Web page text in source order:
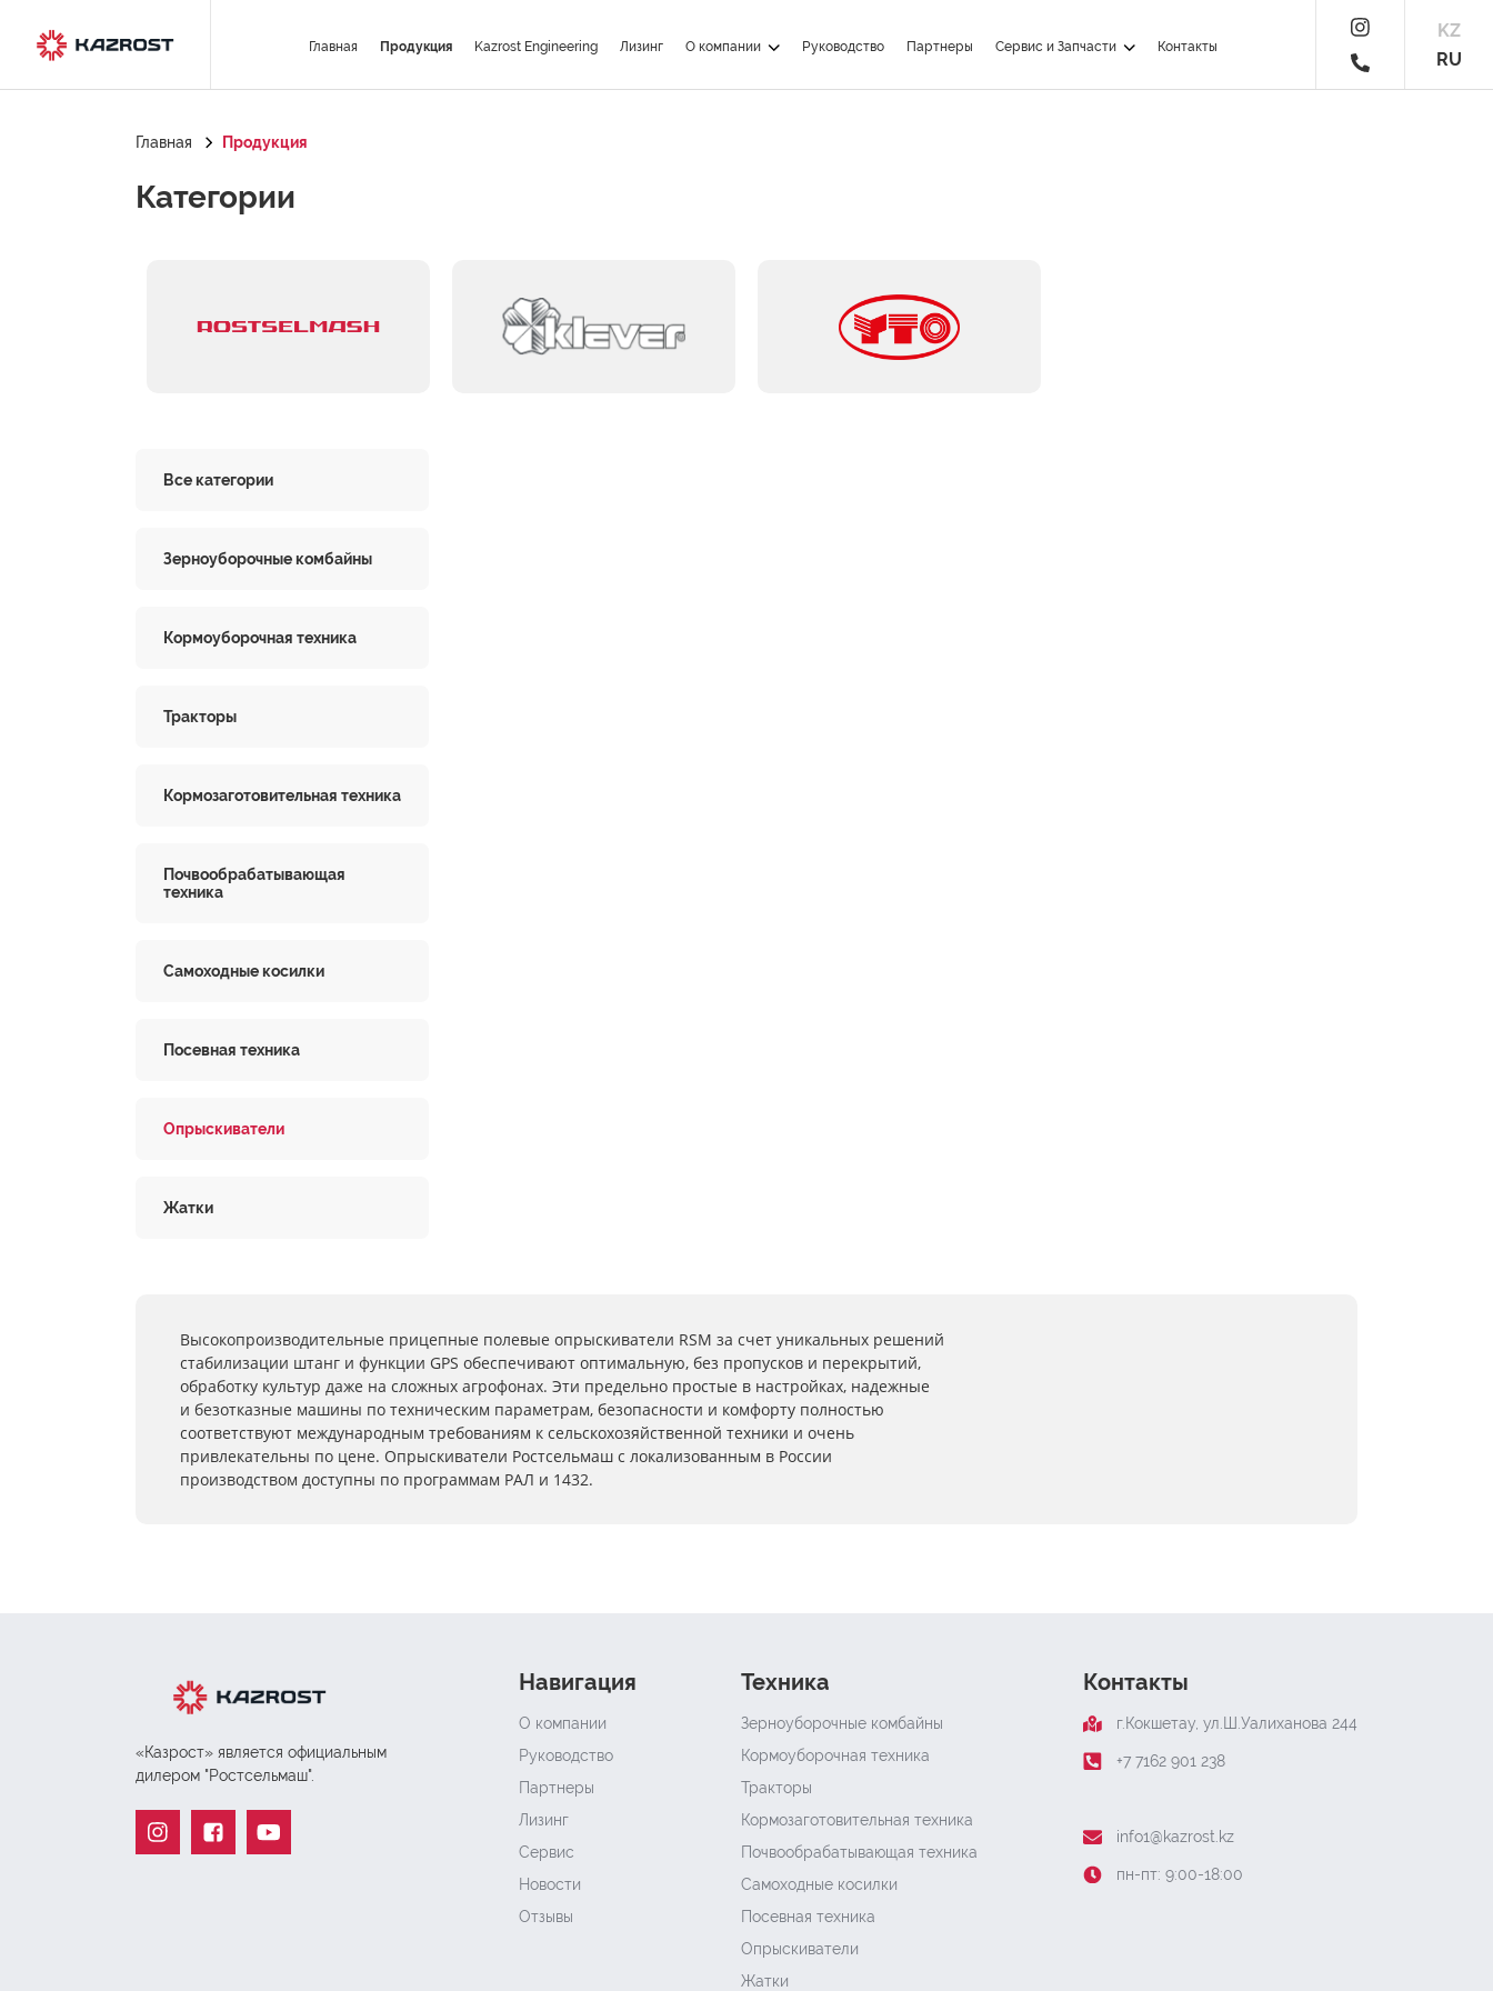
Главная Продукция Kazrost Engineering Лизинг О компании Руководство Партнеры Сервис и Запчасти Контакты
KZ
RU
Главная Продукция
Категории
Все категории
Зерноуборочные комбайны
Кормоуборочная техника
Тракторы
Кормозаготовительная техника
Почвообрабатывающая
техника
Самоходные косилки
Посевная техника
Опрыскиватели
Жатки
Высокопроизводительные прицепные полевые опрыскиватели RSM за счет уникальных решений
стабилизации штанг и функции GPS обеспечивают оптимальную, без пропусков и перекрытий,
обработку культур даже на сложных агрофонах. Эти предельно простые в настройках, надежные
и безотказные машины по техническим параметрам, безопасности и комфорту полностью
соответствуют международным требованиям к сельскохозяйственной техники и очень
привлекательны по цене. Опрыскиватели Ростсельмаш с локализованным в России
производством доступны по программам РАЛ и 1432.
«Казрост» является официальным
дилером "Ростсельмаш".
Навигация
О компании
Руководство
Партнеры
Лизинг
Сервис
Новости
Отзывы
Техника
Зерноуборочные комбайны
Кормоуборочная техника
Тракторы
Кормозаготовительная техника
Почвообрабатывающая техника
Самоходные косилки
Посевная техника
Опрыскиватели
Жатки
Контакты
г.Кокшетау, ​ул.Ш.Уалиханова 244
+7 7162 901 238
info1@kazrost.kz
пн-пт: 9:00-18:00